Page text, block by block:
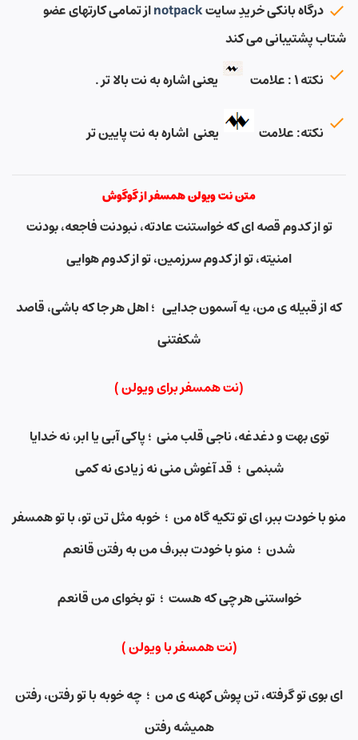
درگاه بانکی خریدِ سایتnotpackاز تمامی کارتهای عضو
شتاب پشتیبانی می کند
نکته ۱ : علامت
یعنی اشاره به نت بالا تر .
نکته: علامت یعنی اشاره به نت پایین تر
متن نت ویولن همسفر از گوگوش
تو از کدوم قصه ای که خواستنت عادته،نبودنت فاجعه،بودنت
امنیته، تو از کدوم سرزمین، تو از کدوم هوایی
که از قبیله ی من، یه آسمون جدایی ؛ اهل هر جا که باشی، قاصد
شکفتنی
(نت همسفر برای ویولن )
توی بهت و دغدغه، ناجی قلب منی ؛پاکی آبی یا ابر، نه خدایا
شبنمی ؛ قد آغوش منی نه زیادی نه کمی
منو با خودت ببر، ای تو تکیه گاه من ؛ خوبه مثل تن تو، با تو همسفر
شدن ؛ منو با خودت ببر،ف من به رفتن قانعم
خواستنی هر چی که هست ؛ تو بخوای من قانعم
(نت همسفربا ویولن )
ای بوی تو گرفته، تن پوش کهنه ی من ؛ چه خوبه با تو رفتن، رفتن
همیشه رفتن